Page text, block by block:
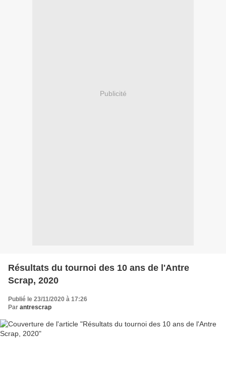
Publicité
Résultats du tournoi des 10 ans de l'Antre
Scrap, 2020
Publié le 23/11/2020 à 17:26
Par antrescrap